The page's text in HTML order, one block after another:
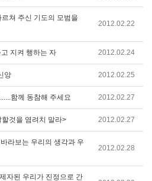
쳐 주신 기도의 모범을
2012.02.22
지켜 행하는 자 2012.02.24
앙 2012.02.25
함께 동참해 주세요 2012.02.27
것을 염려치 말라> 2012.02.27
라보는 우리의 생각과 우
2012.02.28
자된 우리가 진정으로 간